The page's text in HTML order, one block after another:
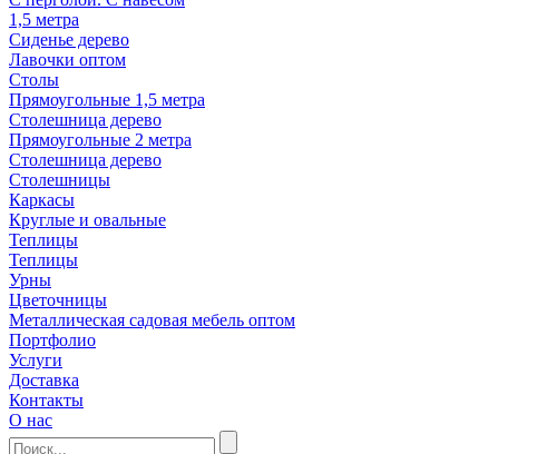
1,5 метра
Сиденье дерево
Лавочки оптом
Столы
Прямоугольные 1,5 метра
Столешница дерево
Прямоугольные 2 метра
Столешница дерево
Столешницы
Каркасы
Круглые и овальные
Теплицы
Теплицы
Урны
Цветочницы
Металлическая садовая мебель оптом
Портфолио
Услуги
Доставка
Контакты
О нас